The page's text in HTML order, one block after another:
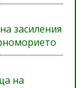
засиления
на